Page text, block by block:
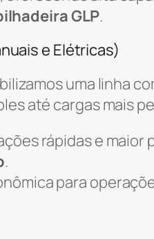
GLP.
e Elétricas)
uma linha
até cargas mais
rápidas e
.
para